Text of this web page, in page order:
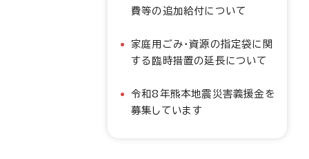
費等の追加給付について
家庭用ごみ・資源の指定袋に関
する臨時措置の延長について
令和8年熊本地震災害義援金を
募集しています